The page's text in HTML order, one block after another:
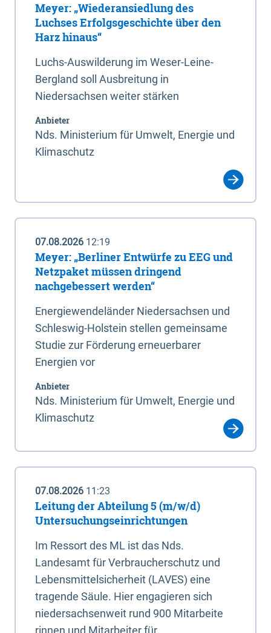
Meyer: „Wiederansiedlung des
Luchses Erfolgsgeschichte über den
Harz hinaus“
Luchs-Auswilderung im Weser-Leine-
Bergland soll Ausbreitung in
Niedersachsen weiter stärken
Anbieter
Nds. Ministerium für Umwelt, Energie und
Klimaschutz
07.08.2026 12:19
Meyer: „Berliner Entwürfe zu EEG und
Netzpaket müssen dringend
nachgebessert werden“
Energiewendeländer Niedersachsen und
Schleswig-Holstein stellen gemeinsame
Studie zur Förderung erneuerbarer
Energien vor
Anbieter
Nds. Ministerium für Umwelt, Energie und
Klimaschutz
07.08.2026 11:23
Leitung der Abteilung 5 (m/w/d)
Untersuchungseinrichtungen
Im Ressort des ML ist das Nds.
Landesamt für Verbraucherschutz und
Lebensmittelsicherheit (LAVES) eine
tragende Säule. Hier engagieren sich
niedersachsenweit rund 900 Mitarbeite